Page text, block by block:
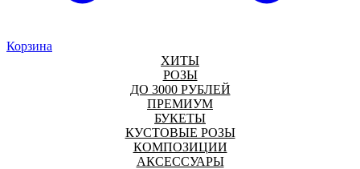
Корзина
ХИТЫ
РОЗЫ
ДО 3000 РУБЛЕЙ
ПРЕМИУМ
БУКЕТЫ
КУСТОВЫЕ РОЗЫ
КОМПОЗИЦИИ
АКСЕССУАРЫ